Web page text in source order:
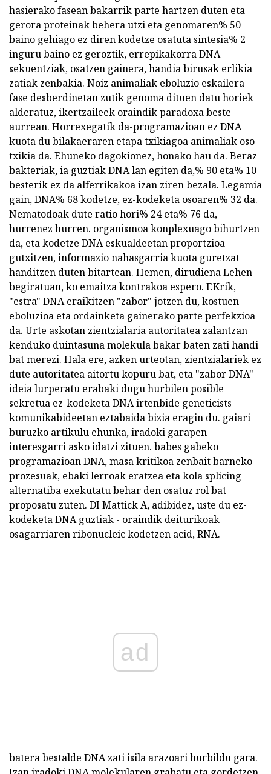
hasierako fasean bakarrik parte hartzen duten eta
gerora proteinak behera utzi eta genomaren% 50
baino gehiago ez diren kodetze osatuta sintesia% 2
inguru baino ez geroztik, errepikakorra DNA
sekuentziak, osatzen gainera, handia birusak erlikia
zatiak zenbakia. Noiz animaliak eboluzio eskailera
fase desberdinetan zutik genoma dituen datu horiek
alderatuz, ikertzaileek oraindik paradoxa beste
aurrean. Horrexegatik da-programazioan ez DNA
kuota du bilakaeraren etapa txikiagoa animaliak oso
txikia da. Ehuneko dagokionez, honako hau da. Beraz
bakteriak, ia guztiak DNA lan egiten da,% 90 eta% 10
besterik ez da alferrikakoa izan ziren bezala. Legamia
gain, DNA% 68 kodetze, ez-kodeketa osoaren% 32 da.
Nematodoak dute ratio hori% 24 eta% 76 da,
hurrenez hurren. organismoa konplexuago bihurtzen
da, eta kodetze DNA eskualdeetan proportzioa
gutxitzen, informazio nahasgarria kuota guretzat
handitzen duten bitartean. Hemen, dirudiena Lehen
begiratuan, ko emaitza kontrakoa espero. F.Krik,
"estra" DNA eraikitzen "zabor" jotzen du, kostuen
eboluzioa eta ordainketa gainerako parte perfekzioa
da. Urte askotan zientzialaria autoritatea zalantzan
kenduko duintasuna molekula bakar baten zati handi
bat merezi. Hala ere, azken urteotan, zientzialariek ez
dute autoritatea aitortu kopuru bat, eta "zabor DNA"
ideia lurperatu erabaki dugu hurbilen posible
sekretua ez-kodeketa DNA irtenbide geneticists
komunikabideetan eztabaida bizia eragin du. gaiari
buruzko artikulu ehunka, iradoki garapen
interesgarri asko idatzi zituen. babes gabeko
programazioan DNA, masa kritikoa zenbait barneko
prozesuak, ebaki lerroak eratzea eta kola splicing
alternatiba exekutatu behar den osatuz rol bat
proposatu zuten. DI Mattick A, adibidez, uste du ez-
kodeketa DNA guztiak - oraindik deiturikoak
osagarriaren ribonucleic kodetzen acid, RNA.
ad
batera bestalde DNA zati isila arazoari hurbildu gara.